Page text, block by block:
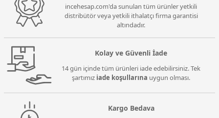
incehesap.com'da sunulan tüm ürünler yetkili
distribütör veya yetkili ithalatçı firma garantisi
altındadır.
Kolay ve Güvenli İade
14 gün içinde tüm ürünleri iade edebilirsiniz. Tek
şartımız iade koşullarına uygun olması.
Kargo Bedava